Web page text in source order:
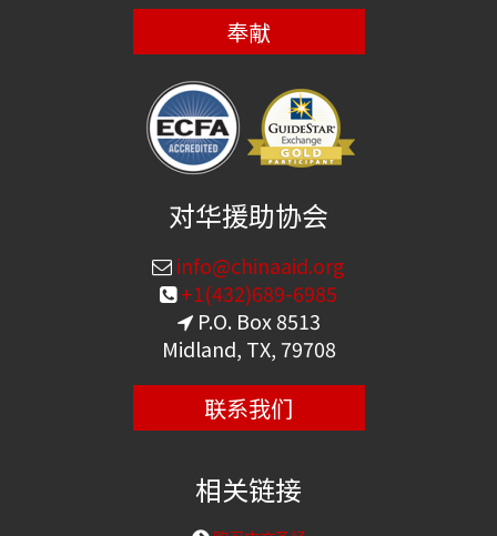
奉献
对华援助协会
info@chinaaid.org
+1(432)689-6985
P.O. Box 8513
Midland, TX, 79708
联系我们
相关链接